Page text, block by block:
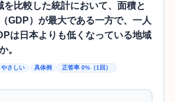
を比較した統計において、面積と
GDP）が最大である一方で、一人
は日本よりも低くなっている地域
。
さしい 具体例
正答率 0%（1回）